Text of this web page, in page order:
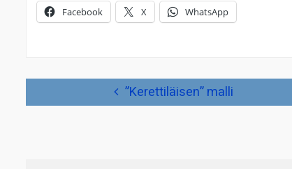
Facebook X WhatsApp
”Kerettiläisen” malli